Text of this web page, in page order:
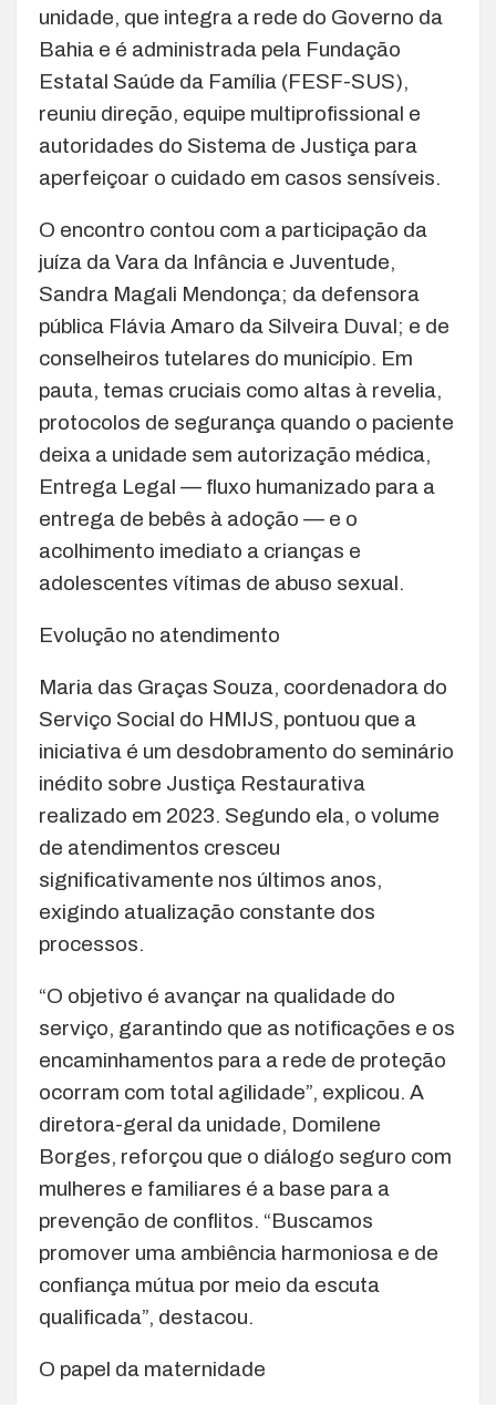
unidade, que integra a rede do Governo da
Bahia e é administrada pela Fundação
Estatal Saúde da Família (FESF-SUS),
reuniu direção, equipe multiprofissional e
autoridades do Sistema de Justiça para
aperfeiçoar o cuidado em casos sensíveis.
O encontro contou com a participação da
juíza da Vara da Infância e Juventude,
Sandra Magali Mendonça; da defensora
pública Flávia Amaro da Silveira Duval; e de
conselheiros tutelares do município. Em
pauta, temas cruciais como altas à revelia,
protocolos de segurança quando o paciente
deixa a unidade sem autorização médica,
Entrega Legal — fluxo humanizado para a
entrega de bebês à adoção — e o
acolhimento imediato a crianças e
adolescentes vítimas de abuso sexual.
Evolução no atendimento
Maria das Graças Souza, coordenadora do
Serviço Social do HMIJS, pontuou que a
iniciativa é um desdobramento do seminário
inédito sobre Justiça Restaurativa
realizado em 2023. Segundo ela, o volume
de atendimentos cresceu
significativamente nos últimos anos,
exigindo atualização constante dos
processos.
“O objetivo é avançar na qualidade do
serviço, garantindo que as notificações e os
encaminhamentos para a rede de proteção
ocorram com total agilidade”, explicou. A
diretora-geral da unidade, Domilene
Borges, reforçou que o diálogo seguro com
mulheres e familiares é a base para a
prevenção de conflitos. “Buscamos
promover uma ambiência harmoniosa e de
confiança mútua por meio da escuta
qualificada”, destacou.
O papel da maternidade